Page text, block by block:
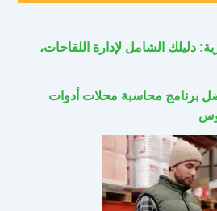
دليلك الشامل لإدارة اللقاحات،
برنامج محاسبة محلات أدوات